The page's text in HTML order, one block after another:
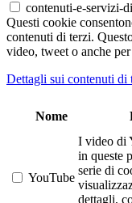
contenuti-e-servizi-
Questi cookie
contenuti di terzi.
video, tweet o anche
Dettagli sui contenuti di
Nome
YouTube
I video di
in queste
serie di
dettagli,